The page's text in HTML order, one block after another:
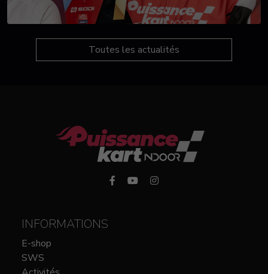
Toutes les actualités
INFORMATIONS
E-shop
SWS